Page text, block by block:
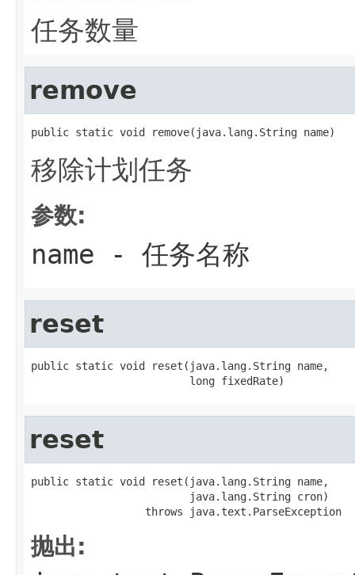
任务数量
remove
public static void remove(java.lang.String name)
移除计划任务
参数:
name - 任务名称
reset
public static void reset(java.lang.String name,
                         long fixedRate)
reset
public static void reset(java.lang.String name,
                         java.lang.String cron)
                  throws java.text.ParseException
抛出: